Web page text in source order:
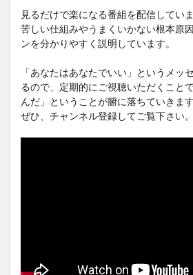
見るだけで楽になる番組を配信していま
苦しい仕組みやうまくいかない根本原
ンを分かりやすく説明しています。
「あなたはあなたでいい」というメッ
るので、定期的にご視聴いただくこと
んだ」ということが腑に落ちていきます
ぜひ、チャンネル登録してご覧下さい。